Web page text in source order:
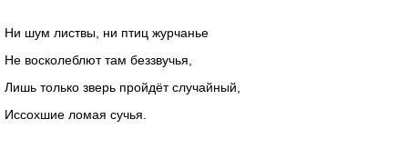
Ни шум листвы, ни птиц журчанье
Не восколеблют там беззвучья,
Лишь только зверь пройдёт случайный,
Иссохшие ломая сучья.